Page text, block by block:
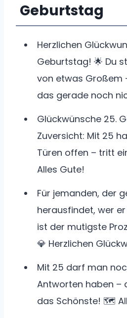
Geburtstag
Herzlichen
Geburtstag! 🌟 Du
von etwas Großem
das gerade noch
Glückwünsche 25.
Zuversicht: Mit 25
Türen offen – tritt
Alles Gute!
Für jemanden, der
herausfindet, wer
ist der mutigste
💎 Herzlichen
Mit 25 darf man
Antworten haben –
das Schönste! 🗺️